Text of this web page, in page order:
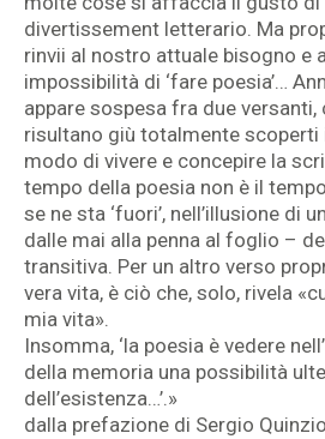
divertissement letterario. Ma
rinvii al nostro attuale bisogno e
impossibilità di ‘fare poesia’…
appare sospesa fra due versanti,
risultano giù totalmente scoperti
modo di vivere e concepire la
tempo della poesia non è il
se ne sta ‘fuori’, nell’illusione di
dalle mai alla penna al foglio –
transitiva. Per un altro verso
vera vita, è ciò che, solo, rivela
mia vita».
Insomma, ‘la poesia è vedere
della memoria una possibilità
dell’esistenza…’.»
dalla prefazione di Sergio Quinzio